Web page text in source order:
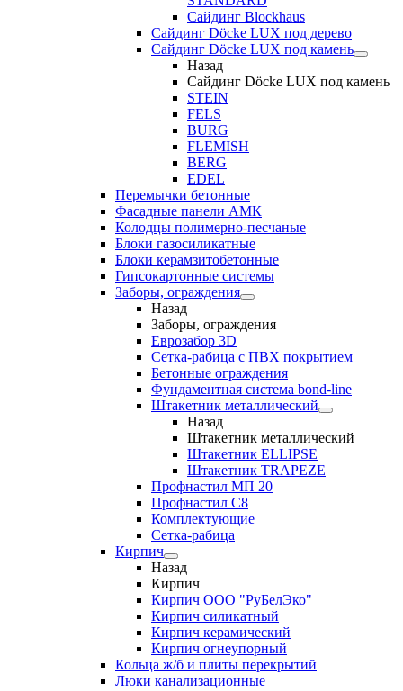
Сайдинг Blockhaus
Сайдинг Döcke LUX под дерево
Сайдинг Döcke LUX под камень
Назад
Сайдинг Döcke LUX под камень
STEIN
FELS
BURG
FLEMISH
BERG
EDEL
Перемычки бетонные
Фасадные панели АМК
Колодцы полимерно-песчаные
Блоки газосиликатные
Блоки керамзитобетонные
Гипсокартонные системы
Заборы, ограждения
Назад
Заборы, ограждения
Еврозабор 3D
Сетка-рабица с ПВХ покрытием
Бетонные ограждения
Фундаментная система bond-line
Штакетник металлический
Назад
Штакетник металлический
Штакетник ELLIPSE
Штакетник TRAPEZE
Профнастил МП 20
Профнастил С8
Комплектующие
Сетка-рабица
Кирпич
Назад
Кирпич
Кирпич ООО "РуБелЭко"
Кирпич силикатный
Кирпич керамический
Кирпич огнеупорный
Кольца ж/б и плиты перекрытий
Люки канализационные